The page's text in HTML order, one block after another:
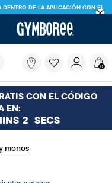
DE LA APLICACIÓN CON EL
filtra las
buscando?
0
CON EL CÓDIGO
EN:
2 SECS
monos